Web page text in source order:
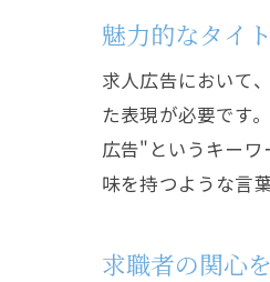
魅力的なタイ
求人広告において
た表現が必要です
広告"というキーワ
味を持つような言
求職者の関心